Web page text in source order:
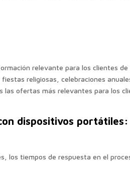
relevante para los clientes de
religiosas, celebraciones
ofertas más relevantes para los
dispositivos portátiles:
los tiempos de respuesta en el